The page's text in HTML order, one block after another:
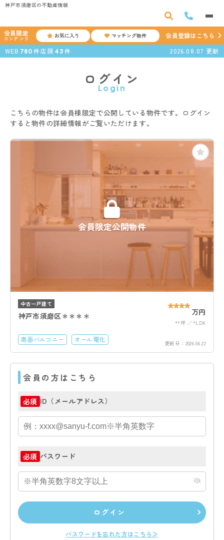
神戸市須磨区の不動産情報
会員限定
コンテンツ お気に入り マッチング物件
会員登録はこちら
WEB 780 件店頭 43 件 2026.08.07 更新
ログイン
Login
こちらの物件は会員様限定で公開している物件です。ログイン
すると物件の詳細情報がご覧いただけます。
会員限定公開物件
中古一戸建て
神戸市須磨区＊＊＊＊ **** 万円
**坪 *LDK
南面バルコニー オール電化 更新日： 2026.06.22
会員の方はこちら
必須 ID（メールアドレス）
必須 パスワード
ログイン
パスワードを忘れた方はこちら≫